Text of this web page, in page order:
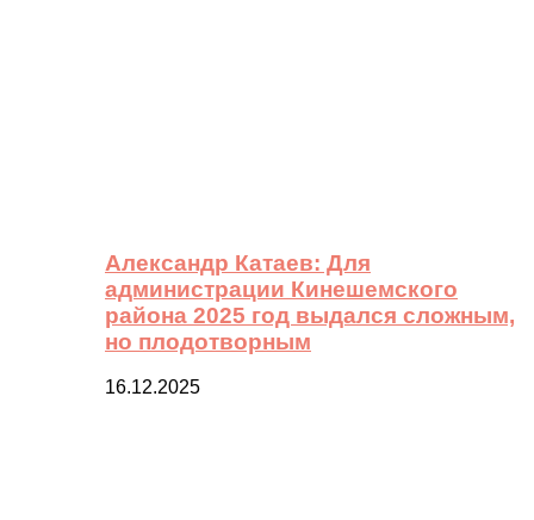
Александр Катаев: Для
администрации Кинешемского
района 2025 год выдался сложным,
но плодотворным
16.12.2025